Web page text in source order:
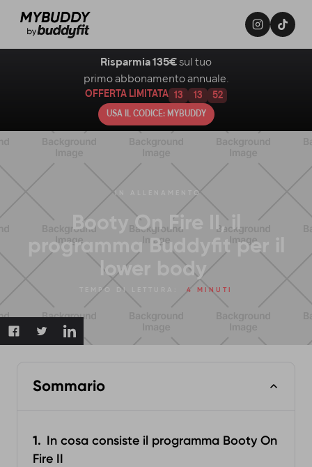
IN ALLENAMENTO
Booty On Fire II, il
programma Buddyfit per il
lower body
TEMPO DI LETTURA: 4 MINUTI
Sommario
In cosa consiste il programma Booty On
Fire II
Risparmia 135€ sul tuo
primo abbonamento annuale.
OFFERTA LIMITATA 13 13 51
USA IL CODICE: MYBUDDY